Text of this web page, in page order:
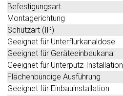
Befestigungsart
Montagerichtung
Schutzart (IP)
Geeignet für Unterflurkanaldose
Geeignet für Geräteeinbaukanal
Geeignet für Unterputz-Installation
Flächenbündige Ausführung
Geeignet für Einbauinstallation